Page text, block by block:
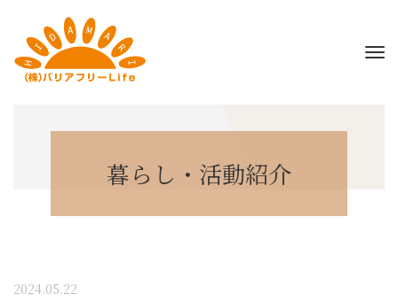
暮らし・活動紹介
2024.05.22